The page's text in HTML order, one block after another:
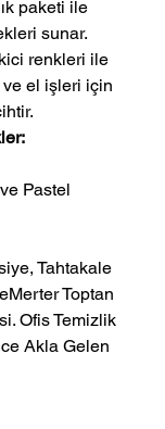
paketi ile
sunar.
renkleri ile
el işleri için
Pastel
Toptan
Ofis Temizlik
Akla Gelen